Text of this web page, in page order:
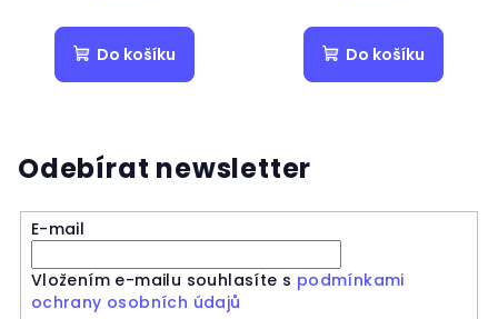
Do košíku Do košíku
Odebírat newsletter
E-mail
Vložením e-mailu souhlasíte s podmínkami
ochrany osobních údajů